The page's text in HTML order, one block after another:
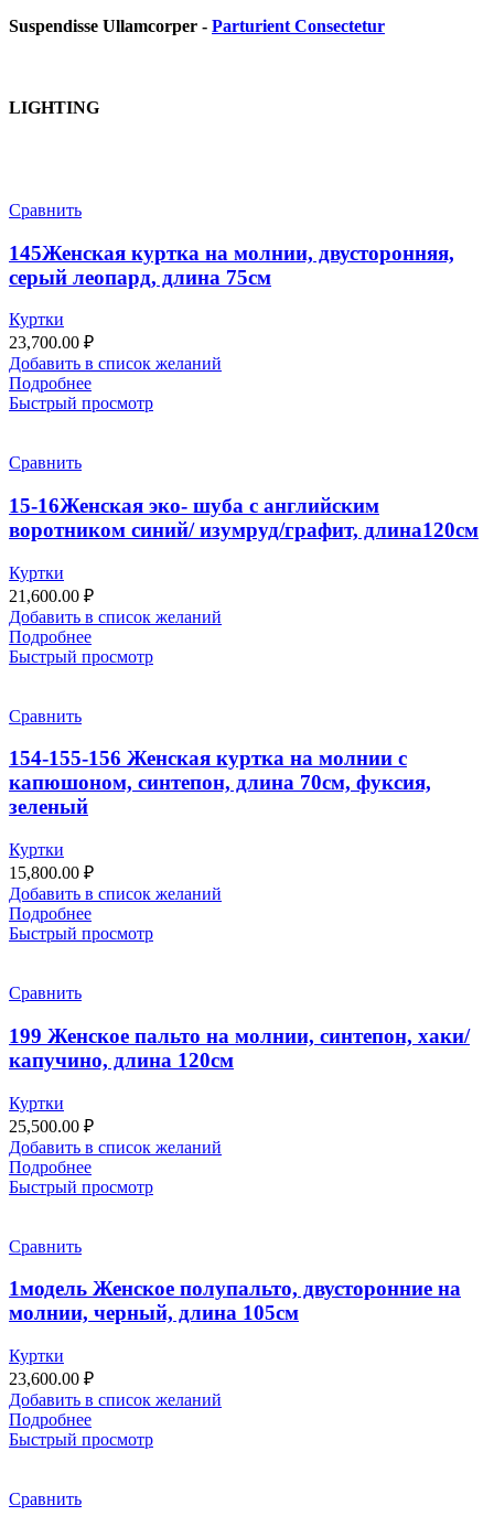
Suspendisse Ullamcorper - Parturient Consectetur
LIGHTING
Сравнить
145Женская куртка на молнии, двусторонняя,
серый леопард, длина 75см
Куртки
23,700.00 ₽
Добавить в список желаний
Подробнее
Быстрый просмотр
Сравнить
15-16Женская эко- шуба с английским
воротником синий/ изумруд/графит, длина120см
Куртки
21,600.00 ₽
Добавить в список желаний
Подробнее
Быстрый просмотр
Сравнить
154-155-156 Женская куртка на молнии с
капюшоном, синтепон, длина 70см, фуксия,
зеленый
Куртки
15,800.00 ₽
Добавить в список желаний
Подробнее
Быстрый просмотр
Сравнить
199 Женское пальто на молнии, синтепон, хаки/
капучино, длина 120см
Куртки
25,500.00 ₽
Добавить в список желаний
Подробнее
Быстрый просмотр
Сравнить
1модель Женское полупальто, двусторонние на
молнии, черный, длина 105см
Куртки
23,600.00 ₽
Добавить в список желаний
Подробнее
Быстрый просмотр
Сравнить